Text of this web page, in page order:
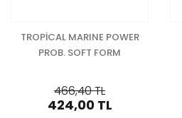
TROPİCAL MARINE POWER
PROB. SOFT FORM
YEMİ
466,40 TL
424,00 TL